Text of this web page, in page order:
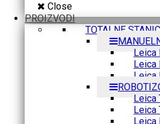
Close
PROIZVODI
TOTALNE
Leica
Leica
Leica
Leica
Leica
Leica